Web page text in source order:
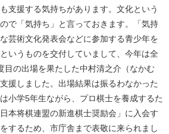
支援する気持ちがあります。文化という
で「気持ち」と言っておきます。「気持
芸術文化発表会などに参加する青少年を
いうものを交付していまして、今年は全
目の出場を果たした中村清之介（なかむ
援しました。出場結果は振るわなかった
小学5年生ながら、プロ棋士を養成するた
本将棋連盟の新進棋士奨励会」に入会す
するため、市庁舎まで表敬に来られまし